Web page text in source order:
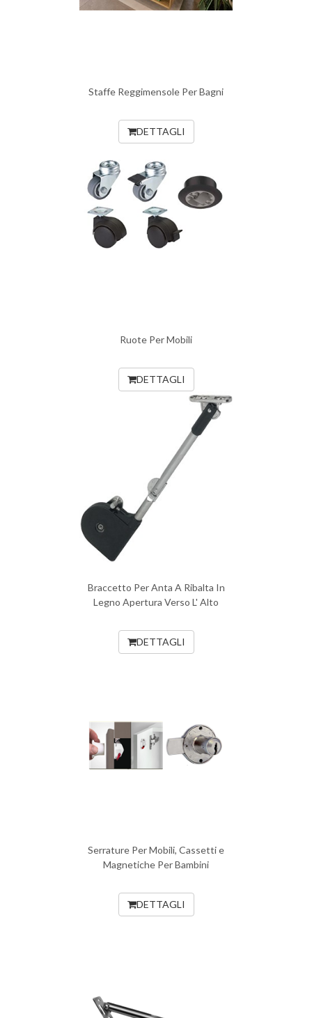
Staffe Reggimensole Per Bagni
DETTAGLI
Ruote Per Mobili
DETTAGLI
Braccetto Per Anta A Ribalta In
Legno Apertura Verso L' Alto
DETTAGLI
Serrature Per Mobili, Cassetti e
Magnetiche Per Bambini
DETTAGLI